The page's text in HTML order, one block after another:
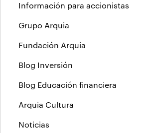
Información para accionistas
Grupo Arquia
Fundación Arquia
Blog Inversión
Blog Educación financiera
Arquia Cultura
Noticias